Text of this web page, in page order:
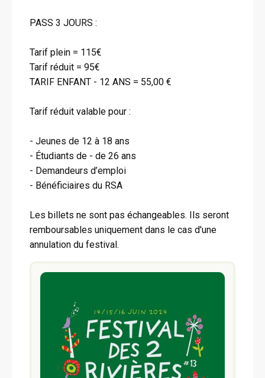
PASS 3 JOURS :
Tarif plein = 115€
Tarif réduit = 95€
TARIF ENFANT - 12 ANS = 55,00 €
Tarif réduit valable pour :
- Jeunes de 12 à 18 ans
- Étudiants de - de 26 ans
- Demandeurs d’emploi
- Bénéficiaires du RSA
Les billets ne sont pas échangeables. Ils seront
remboursables uniquement dans le cas d'une
annulation du festival.